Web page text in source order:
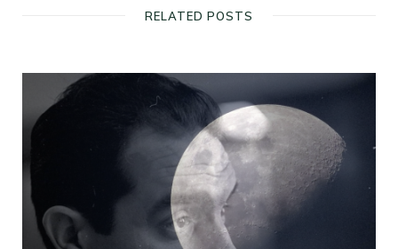
RELATED POSTS